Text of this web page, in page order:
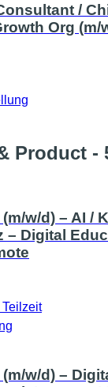
/
Org (m/
Product -
w/d) – AI /
– Digital
w/d) –